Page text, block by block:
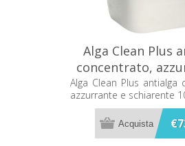
Alga Clean Plus
concentrato,
schiarente 10LT
Alga Clean Plus antialga
azzurrante e schiarente